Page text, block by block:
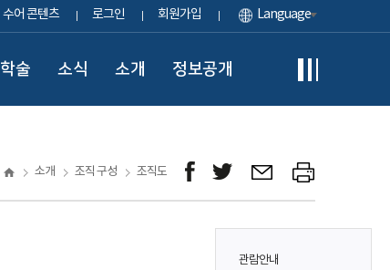
수어 콘텐츠 로그인 회원가입 Language
학술 소식 소개 정보공개
관람안내
소개 조직 구성 조직도